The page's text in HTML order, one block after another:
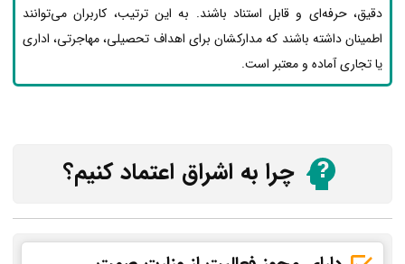
دقیق، حرفه‌ای و قابل استناد باشند. به این ترتیب، کاربران می‌توانند
اطمینان داشته باشند که مدارکشان برای اهداف تحصیلی، مهاجرتی، اداری
یا تجاری آماده و معتبر است.
چرا به اشراق اعتماد کنیم؟